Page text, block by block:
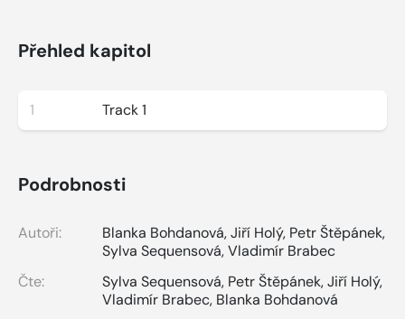
Přehled kapitol
1 Track 1
Podrobnosti
Autoři: Blanka Bohdanová,Jiří Holý, Petr Štěpánek,
Sylva Sequensová,Vladimír Brabec
Čte:
Sylva Sequensová, Petr Štěpánek,Jiří Holý,
Vladimír Brabec, Blanka Bohdanová